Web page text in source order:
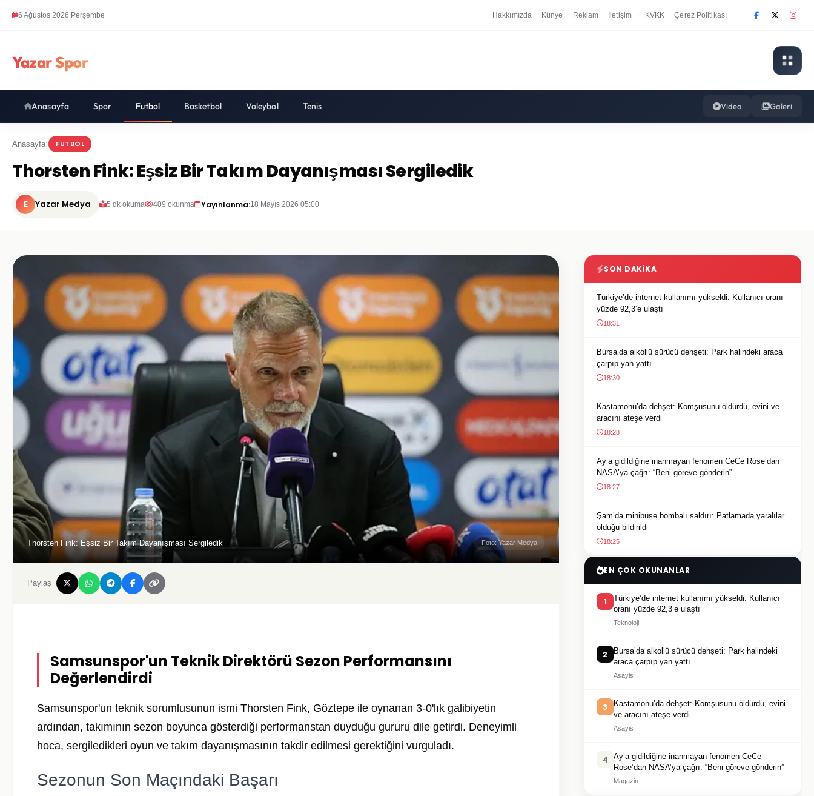
6 Ağustos 2026 Perşembe Hakkımızda Künye Reklam İletişim KVKK Çerez Politikası
Yazar Spor
Anasayfa Spor Futbol Basketbol Voleybol Tenis Video Galeri
Anasayfa FUTBOL
Thorsten Fink: Eşsiz Bir Takım Dayanışması Sergiledik
E Yazar Medya 5 dk okuma 409 okunma Yayınlanma:18 Mayıs 2026 05:00
Thorsten Fink: Eşsiz Bir Takım Dayanışması Sergiledik Foto: Yazar Medya
Paylaş
Samsunspor'un Teknik Direktörü Sezon Performansını
Değerlendirdi
Samsunspor'un teknik sorumlusunun ismi Thorsten Fink, Göztepe ile oynanan 3-0'lık galibiyetin
ardından, takımının sezon boyunca gösterdiği performanstan duyduğu gururu dile getirdi. Deneyimli
hoca, sergiledikleri oyun ve takım dayanışmasının takdir edilmesi gerektiğini vurguladı.
Sezonun Son Maçındaki Başarı
SON DAKIKA
Türkiye’de internet kullanımı yükseldi: Kullanıcı oranı
yüzde 92,3’e ulaştı
18:31
Bursa’da alkollü sürücü dehşeti: Park halindeki araca
çarpıp yan yattı
18:30
Kastamonu’da dehşet: Komşusunu öldürdü, evini ve
aracını ateşe verdi
18:28
Ay’a gidildiğine inanmayan fenomen CeCe Rose’dan
NASA’ya çağrı: “Beni göreve gönderin”
18:27
Şam’da minibüse bombalı saldırı: Patlamada yaralılar
olduğu bildirildi
18:25
EN ÇOK OKUNANLAR
1
Türkiye’de internet kullanımı yükseldi: Kullanıcı
oranı yüzde 92,3’e ulaştı
Teknoloji
2
Bursa’da alkollü sürücü dehşeti: Park halindeki
araca çarpıp yan yattı
Asayis
3
Kastamonu’da dehşet: Komşusunu öldürdü, evini
ve aracını ateşe verdi
Asayis
4
Ay’a gidildiğine inanmayan fenomen CeCe
Rose’dan NASA’ya çağrı: “Beni göreve gönderin”
Magazin